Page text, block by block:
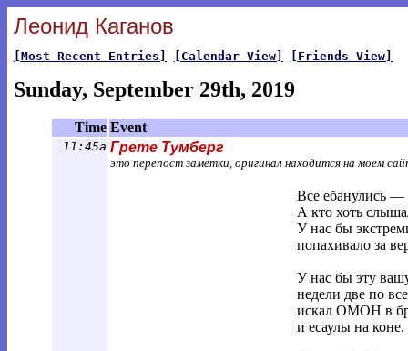
Леонид Каганов
[Most Recent Entries] [Calendar View] [Friends View]
Sunday, September 29th, 2019
Time Event
11:45a Грете Тумберг
это перепост заметки, оригинал находится на моем
Все ебанулись —
А кто хоть
У нас бы
попахивало за
У нас бы эту
недели две по
искал ОМОН в
и есаулы на коне.